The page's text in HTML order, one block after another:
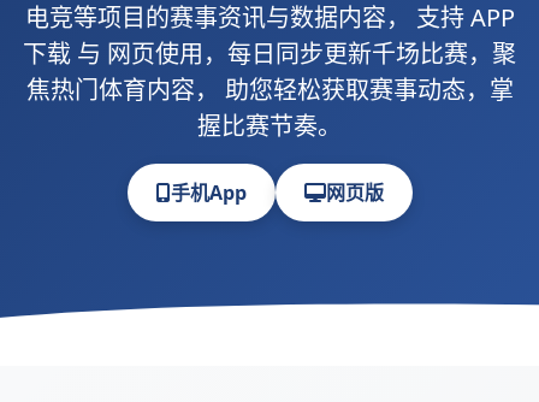
电竞等项目的赛事资讯与数据内容， 支持APP
下载 与 网页使用，每日同步更新千场比赛，聚
焦热门体育内容， 助您轻松获取赛事动态，掌
握比赛节奏。
手机App 网页版